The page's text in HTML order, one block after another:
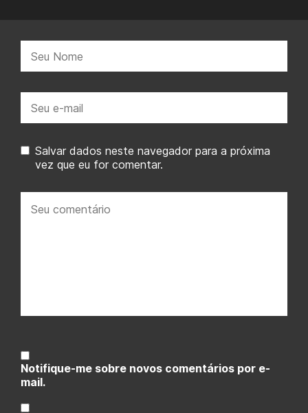
mail:
Salvar dados neste navegador para a próxima
vez que eu for comentar.
comentário:
Notifique-me sobre novos comentários por e-
mail.